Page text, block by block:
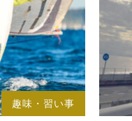
趣味・習い事